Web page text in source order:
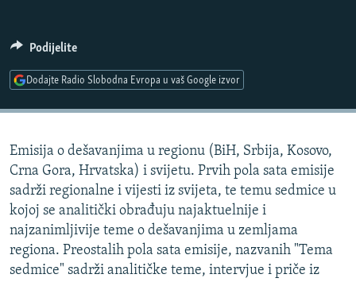
DNEVNO@RSE
SPECIJALI RSE
POPLAVE I KLIZIŠTA U BIH 2024.
TV LIBERTY
POST SCRIPTUM
MOJA EVROPA
TRI DECENIJE OD RATA U BIH
PRATITE NAS
Sve RFE/RL stranice
Podijelite
Dodajte Radio Slobodna Evropa u vaš Google izvor
Emisija o dešavanjima u regionu (BiH, Srbija, Kosovo,
Crna Gora, Hrvatska) i svijetu. Prvih pola sata emisije
sadrži regionalne i vijesti iz svijeta, te temu sedmice u
kojoj se analitički obrađuju najaktuelnije i
najzanimljivije teme o dešavanjima u zemljama
regiona. Preostalih pola sata emisije, nazvanih "Tema
sedmice" sadrži analitičke teme, intervjue i priče iz